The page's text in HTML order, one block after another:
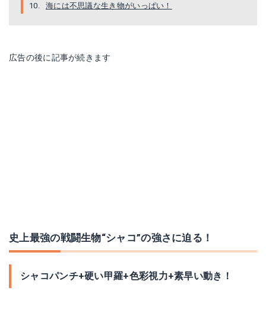
海には不思議な生き物がいっぱい！
広告の後に記事が続きます
史上最強の戦闘生物“シャコ”の強さに迫る！
シャコパンチ+硬い甲羅+色彩視力+素早い動き！